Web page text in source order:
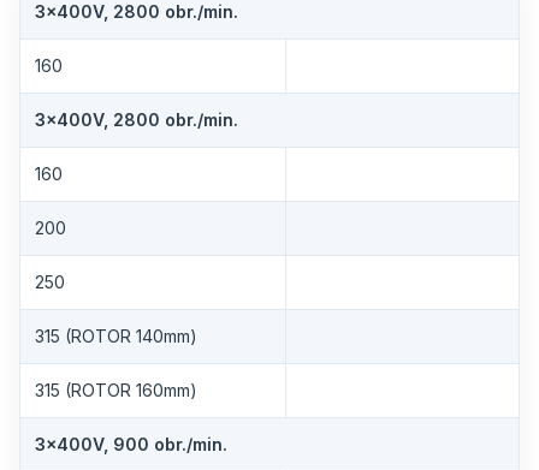
3×400V, 2800 obr./min.
160
3×400V, 2800 obr./min.
160
200
250
315 (ROTOR 140mm)
315 (ROTOR 160mm)
3×400V, 900 obr./min.